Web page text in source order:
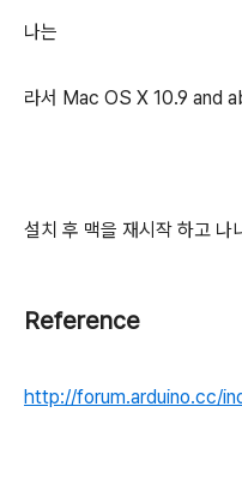
나는
라서 Mac OS X 10.9 and
설치 후 맥을 재시작 하고 나
Reference
http://forum.arduino.cc/